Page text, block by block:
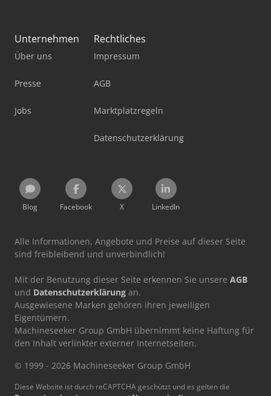
Unternehmen
Über uns
Presse
Jobs
Rechtliches
Impressum
AGB
Marktplatzregeln
Datenschutzerklärung
Blog Facebook X LinkedIn
Alle Informationen, Angebote und Preise auf dieser Seite
sind freibleibend und unverbindlich!
Mit der Benutzung dieser Seite erkennen Sie unsere AGB
und Datenschutzerklärung an.
Ausgewiesene Marken gehören ihren jeweiligen
Eigentümern.
Machineseeker Group GmbH übernimmt keine Haftung für
den Inhalt verlinkter externer Internetseiten.
© 1999 - 2026 Machineseeker Group GmbH
Diese Website ist durch reCAPTCHA geschützt und es gelten die